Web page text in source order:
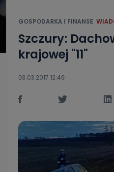
GOSPODARKA I FINANSE
Szczury:
krajowej "11"
03.03.2017 12:49